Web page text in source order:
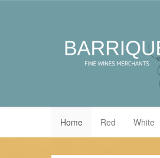
Home Red White